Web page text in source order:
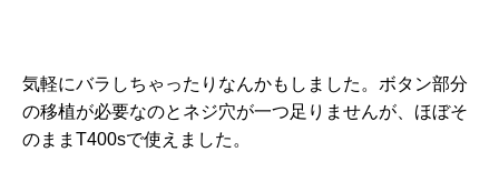
気軽にバラしちゃったりなんかもしました。ボタン部分
の移植が必要なのとネジ穴が一つ足りませんが、ほぼそ
のままT400sで使えました。